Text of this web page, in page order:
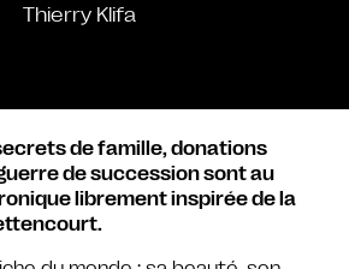
Thierry Klifa
de famille, donations
de succession sont au
librement inspirée de la